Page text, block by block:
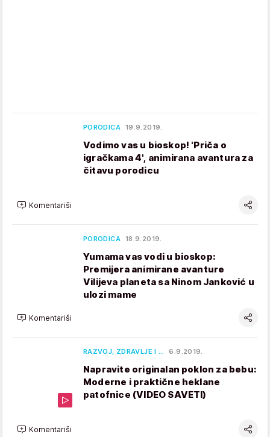
PORODICA 19.9.2019.
Vodimo vas u bioskop! 'Priča o
igračkama 4', animirana avantura za
čitavu porodicu
Komentariši
PORODICA 18.9.2019.
Yumama vas vodi u bioskop:
Premijera animirane avanture
Vilijeva planeta sa Ninom Janković u
ulozi mame
Komentariši
RAZVOJ, ZDRAVLJE I … 6.9.2019.
Napravite originalan poklon za bebu:
Moderne i praktične heklane
patofnice (VIDEO SAVETI)
Komentariši